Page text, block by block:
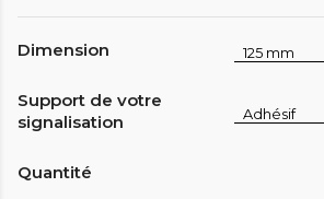
Dimension
Support de votre
signalisation
Quantité